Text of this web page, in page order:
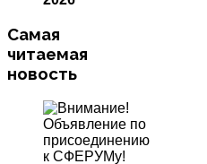
Самая
читаемая
новость